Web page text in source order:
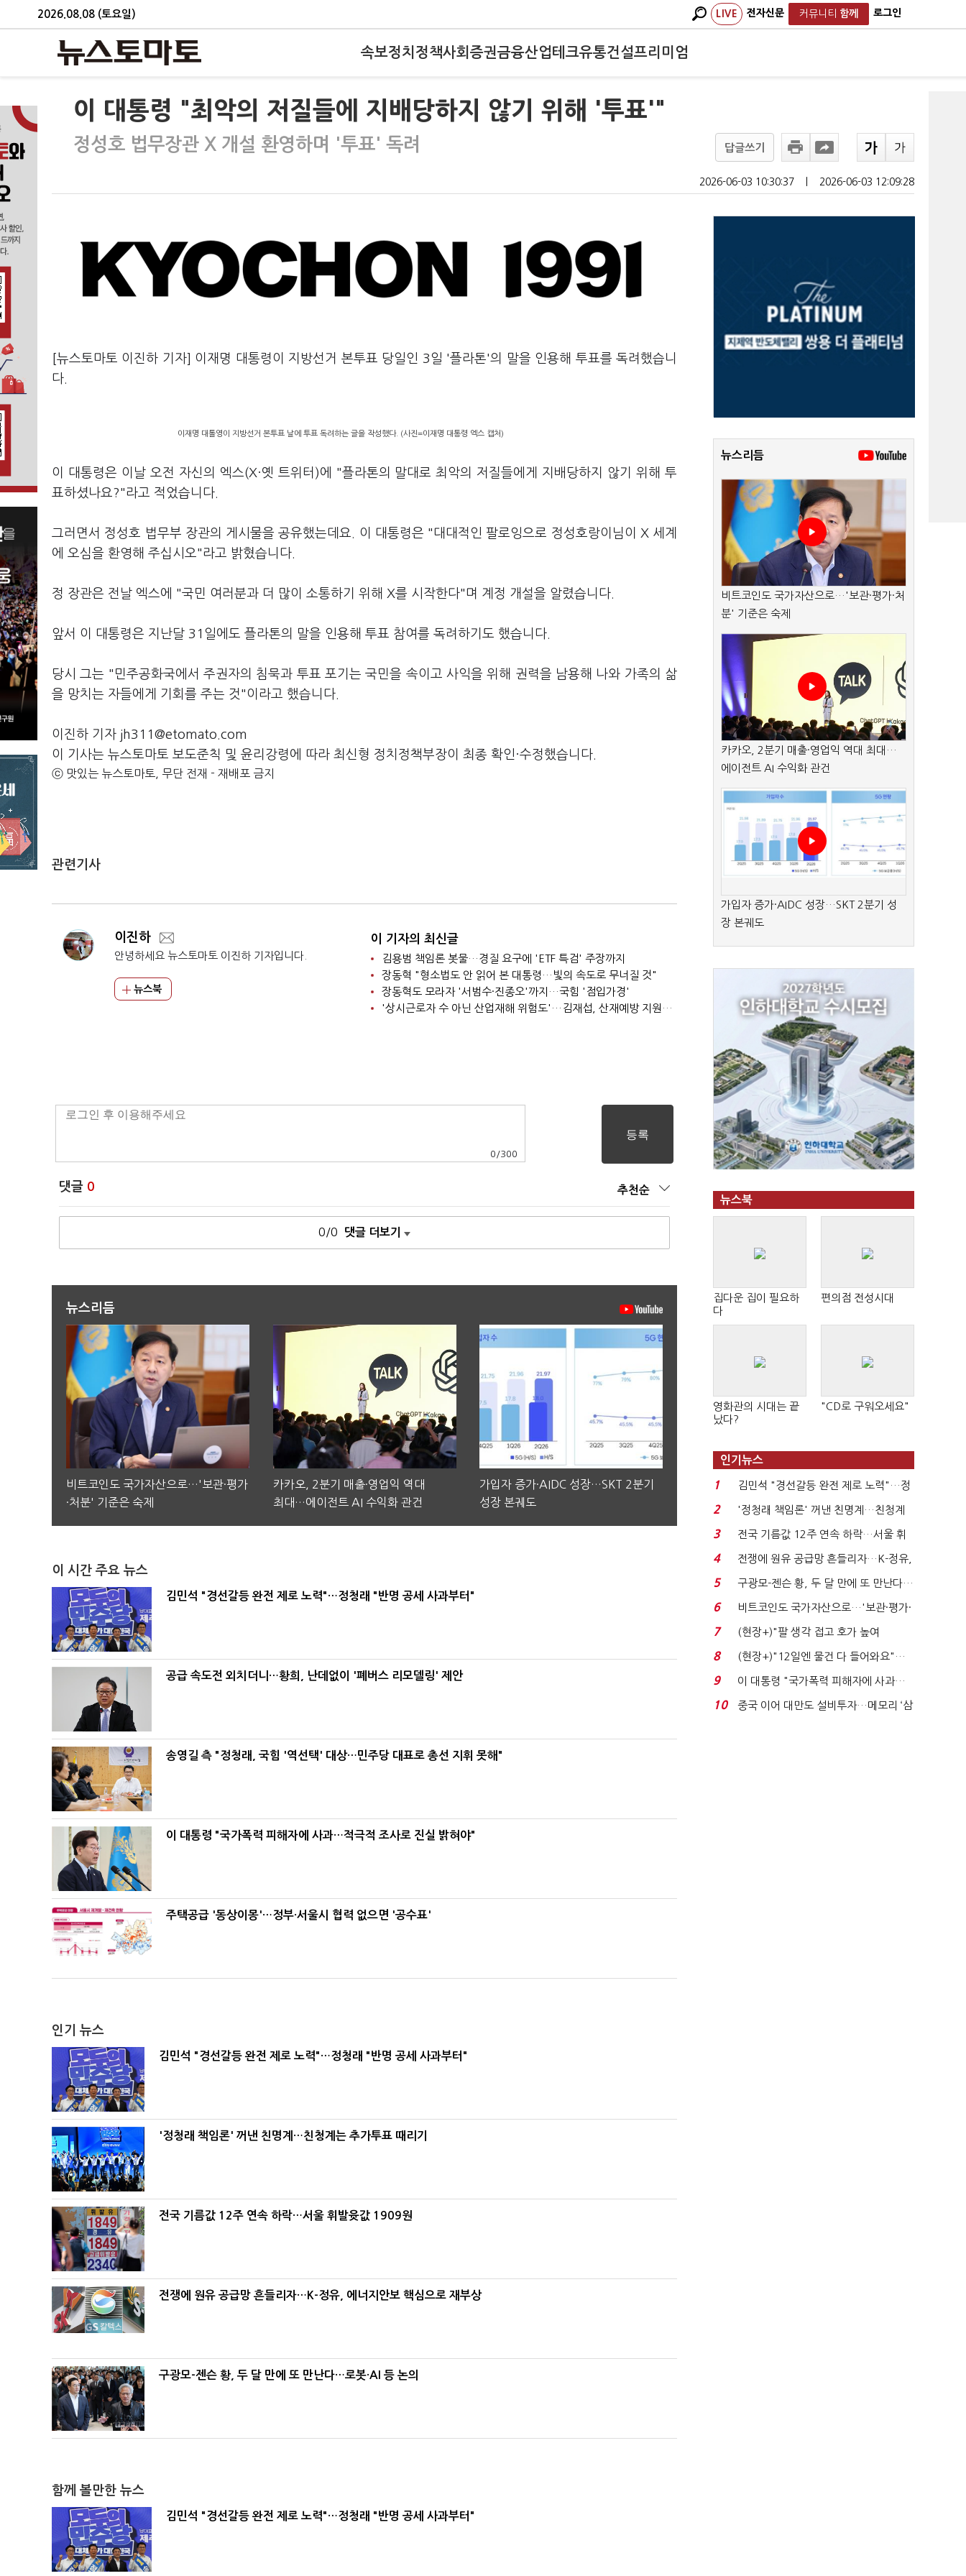
2026.08.08 (토요일) LIVE 전자신문 커뮤니티 함께 로그인
속보정치 정책사회 증권금융산업테크유통건설프리미엄
이 대통령 "최악의 저질들에 지배당하지 않기 위해 '투표'"
정성호 법무장관 X 개설 환영하며 '투표' 독려 답글쓰기
2026-06-03 10:30:37 2026-06-03 12:09:28
[뉴스토마토 이진하 기자] 이재명 대통령이 지방선거 본투표 당일인 3일 '플라톤'의 말을 인용해 투표를 독려했습니
다.
이재명 대톨영이 지방선거 본투표 날에 투표 독려하는 글을 작성했다. (사진=이재명 대통령 엑스 캡처)
이 대통령은 이날 오전 자신의 엑스(X·옛 트위터)에 "플라톤의 말대로 최악의 저질들에게 지배당하지 않기 위해 투
표하셨나요?"라고 적었습니다.
그러면서 정성호 법무부 장관의 게시물을 공유했는데요. 이 대통령은 "대대적인 팔로잉으로 정성호랑이님이 X 세계
에 오심을 환영해 주십시오"라고 밝혔습니다.
정 장관은 전날 엑스에 "국민 여러분과 더 많이 소통하기 위해 X를 시작한다"며 계정 개설을 알렸습니다.
앞서 이 대통령은 지난달 31일에도 플라톤의 말을 인용해 투표 참여를 독려하기도 했습니다.
당시 그는 "민주공화국에서 주권자의 침묵과 투표 포기는 국민을 속이고 사익을 위해 권력을 남용해 나와 가족의 삶
을 망치는 자들에게 기회를 주는 것"이라고 했습니다.
이진하 기자 jh311@etomato.com
이 기사는 뉴스토마토 보도준칙 및 윤리강령에 따라 최신형 정치정책부장이 최종 확인·수정했습니다.
ⓒ 맛있는 뉴스토마토, 무단 전재 - 재배포 금지
관련기사
이진하
안녕하세요 뉴스토마토 이진하 기자입니다.
뉴스북
이 기자의 최신글
김용범 책임론 봇물…경질 요구에 'ETF 특검' 주장까지
장동혁 "형소법도 안 읽어 본 대통령…빛의 속도로 무너질 것"
장동혁도 모라자 '서범수·진종오'까지…국힘 '점입가경'
'상시근로자 수 아닌 산업재해 위험도'…김재섭, 산재예방 지원기준 손질
0 /300
댓글 0 추천순
0/0 댓글 더보기
뉴스리듬
비트코인도 국가자산으로…'보관·평가
·처분' 기준은 숙제
카카오, 2분기 매출·영업익 역대
최대…에이전트 AI 수익화 관건
가입자 증가·AIDC 성장…SKT 2분기
성장 본궤도
이 시간 주요 뉴스
김민석 "경선갈등 완전 제로 노력"…정청래 "반명 공세 사과부터"
공급 속도전 외치더니…황희, 난데없이 '폐버스 리모델링' 제안
송영길 측 "정청래, 국힘 '역선택' 대상…민주당 대표로 총선 지휘 못해"
이 대통령 "국가폭력 피해자에 사과…적극적 조사로 진실 밝혀야"
주택공급 '동상이몽'…정부·서울시 협력 없으면 '공수표'
인기 뉴스
김민석 "경선갈등 완전 제로 노력"…정청래 "반명 공세 사과부터"
'정청래 책임론' 꺼낸 친명계…친청계는 추가투표 때리기
전국 기름값 12주 연속 하락…서울 휘발윳값 1909원
전쟁에 원유 공급망 흔들리자…K-정유, 에너지안보 핵심으로 재부상
구광모-젠슨 황, 두 달 만에 또 만난다…로봇·AI 등 논의
함께 볼만한 뉴스
김민석 "경선갈등 완전 제로 노력"…정청래 "반명 공세 사과부터"
뉴스리듬
비트코인도 국가자산으로…'보관·평가·처
분' 기준은 숙제
카카오, 2분기 매출·영업익 역대 최대…
에이전트 AI 수익화 관건
가입자 증가·AIDC 성장…SKT 2분기 성
장 본궤도
뉴스북
집다운 집이 필요하
다
편의점 전성시대
영화관의 시대는 끝
났다?
"CD로 구워오세요"
인기뉴스
1
김민석 "경선갈등 완전 제로 노력"…정
청래 "반명 공세 사...
2
'정청래 책임론' 꺼낸 친명계…친청계
는 추가투표 때리기...
3
전국 기름값 12주 연속 하락…서울 휘
발윳값 1909원...
4
전쟁에 원유 공급망 흔들리자…K-정유,
에너지안보 핵심...
5
구광모-젠슨 황, 두 달 만에 또 만난다…
로봇·AI 등 논...
6
비트코인도 국가자산으로…'보관·평가·
처분' 기준은 ...
7
(현장+)"팔 생각 접고 호가 높여
요"…'덜 똘똘한 한 채' 20...
8
(현장+)"12일엔 물건 다 들어와요"…
빈 매대 채우며 문 연 ...
9
이 대통령 "국가폭력 피해자에 사과…
적극적 조사로 진...
10
중국 이어 대만도 설비투자…메모리 ‘삼